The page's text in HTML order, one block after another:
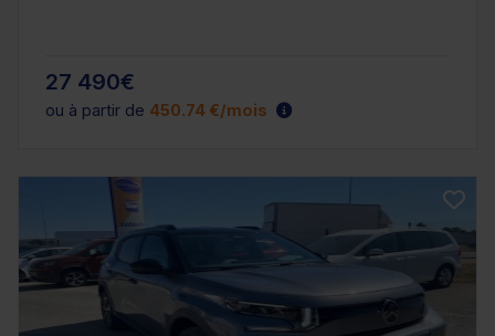
27 490€
ou à partir de 450.74 €/mois